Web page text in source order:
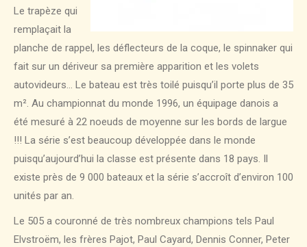
Le trapèze qui
remplaçait la
planche de rappel, les déflecteurs de la coque, le spinnaker qui
fait sur un dériveur sa première apparition et les volets
autovideurs… Le bateau est très toilé puisqu’il porte plus de 35
m². Au championnat du monde 1996, un équipage danois a
été mesuré à 22 noeuds de moyenne sur les bords de largue
!!! La série s’est beaucoup développée dans le monde
puisqu’aujourd’hui la classe est présente dans 18 pays. Il
existe près de 9 000 bateaux et la série s’accroît d’environ 100
unités par an.
Le 505 a couronné de très nombreux champions tels Paul
Elvstroëm, les frères Pajot, Paul Cayard, Dennis Conner, Peter